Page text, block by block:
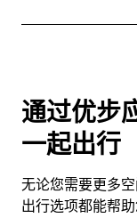
通过优步
一起出行
无论您需要更多
出行选项都能帮